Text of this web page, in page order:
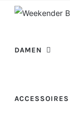
Skip
DAMEN
ACCESSOIRES